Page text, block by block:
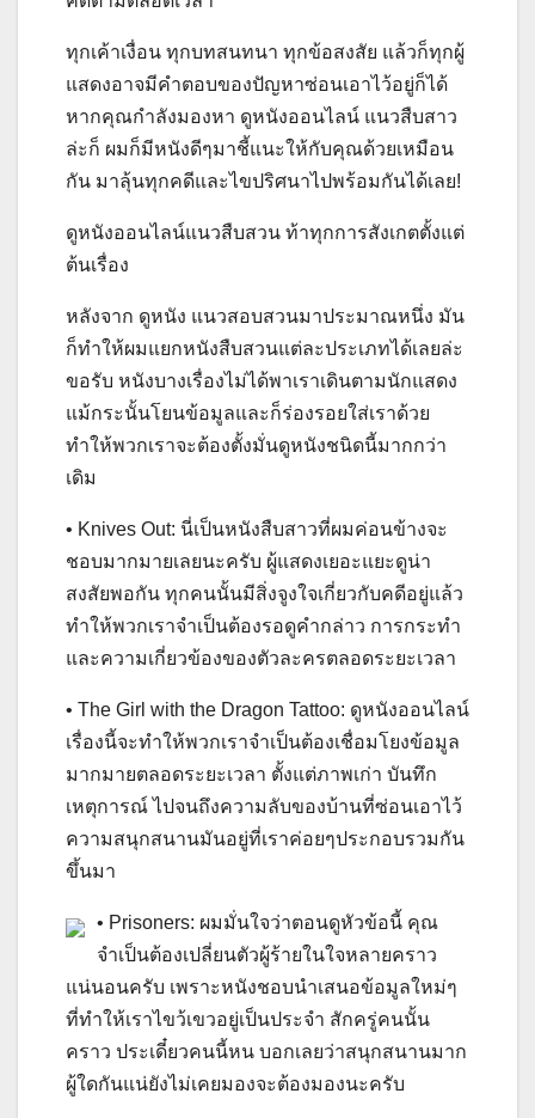
ทุกเค้าเงื่อน ทุกบทสนทนา ทุกข้อสงสัย แล้วก็ทุกผู้
แสดงอาจมีคำตอบของปัญหาซ่อนเอาไว้อยู่ก็ได้
หากคุณกำลังมองหา ดูหนังออนไลน์ แนวสืบสาว
ล่ะก็ ผมก็มีหนังดีๆมาชี้แนะให้กับคุณด้วยเหมือน
กัน มาลุ้นทุกคดีและไขปริศนาไปพร้อมกันได้เลย!
ดูหนังออนไลน์แนวสืบสวน ท้าทุกการสังเกตตั้งแต่
ต้นเรื่อง
หลังจาก ดูหนัง แนวสอบสวนมาประมาณหนึ่ง มัน
ก็ทำให้ผมแยกหนังสืบสวนแต่ละประเภทได้เลยล่ะ
ขอรับ หนังบางเรื่องไม่ได้พาเราเดินตามนักแสดง
แม้กระนั้นโยนข้อมูลและก็ร่องรอยใส่เราด้วย
ทำให้พวกเราจะต้องตั้งมั่นดูหนังชนิดนี้มากกว่า
เดิม
• Knives Out: นี่เป็นหนังสืบสาวที่ผมค่อนข้างจะ
ชอบมากมายเลยนะครับ ผู้แสดงเยอะแยะดูน่า
สงสัยพอกัน ทุกคนนั้นมีสิ่งจูงใจเกี่ยวกับคดีอยู่แล้ว
ทำให้พวกเราจำเป็นต้องรอดูคำกล่าว การกระทำ
และความเกี่ยวข้องของตัวละครตลอดระยะเวลา
• The Girl with the Dragon Tattoo: ดูหนังออนไลน์
เรื่องนี้จะทำให้พวกเราจำเป็นต้องเชื่อมโยงข้อมูล
มากมายตลอดระยะเวลา ตั้งแต่ภาพเก่า บันทึก
เหตุการณ์ ไปจนถึงความลับของบ้านที่ซ่อนเอาไว้
ความสนุกสนานมันอยู่ที่เราค่อยๆประกอบรวมกัน
ขึ้นมา
• Prisoners: ผมมั่นใจว่าตอนดูหัวข้อนี้ คุณ
จำเป็นต้องเปลี่ยนตัวผู้ร้ายในใจหลายคราว
แน่นอนครับ เพราะหนังชอบนำเสนอข้อมูลใหม่ๆ
ที่ทำให้เราไขว้เขวอยู่เป็นประจำ สักครู่คนนั้น
คราว ประเดี๋ยวคนนี้หน บอกเลยว่าสนุกสนานมาก
ผู้ใดกันแน่ยังไม่เคยมองจะต้องมองนะครับ